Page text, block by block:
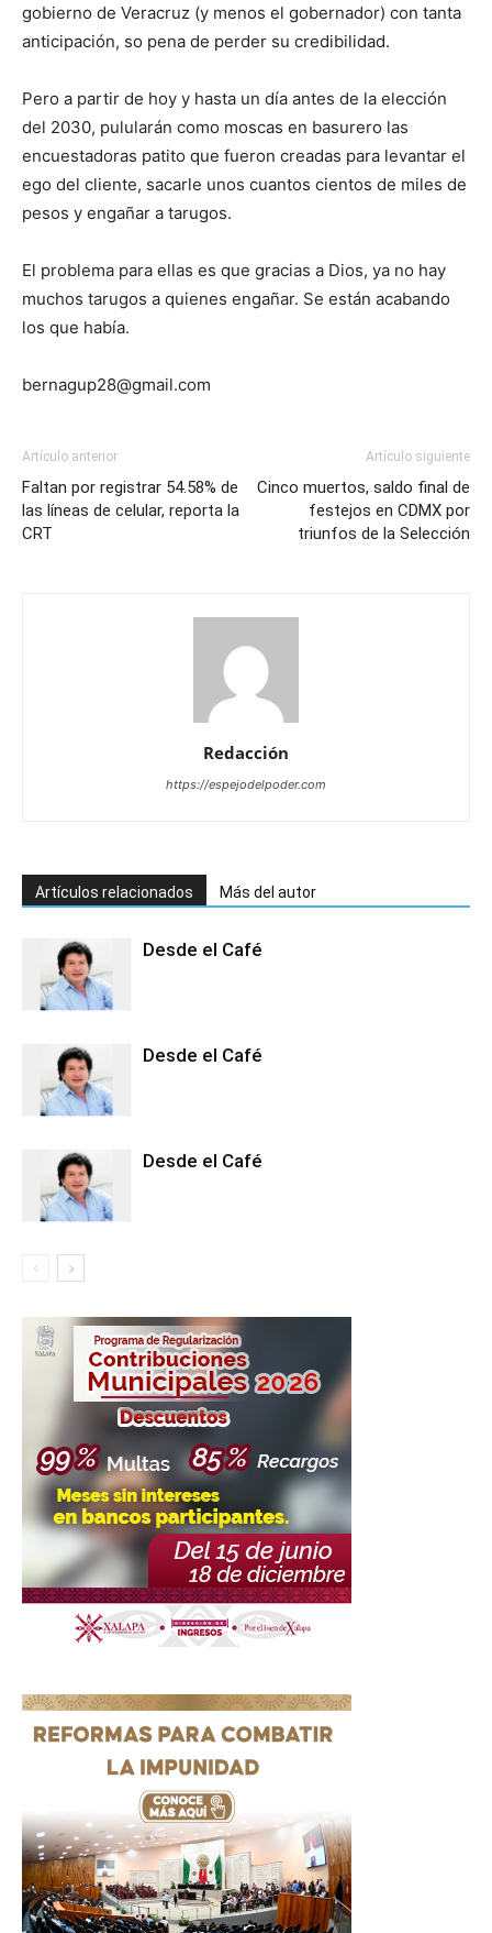
gobierno de Veracruz (y menos el gobernador) con tanta
anticipación, so pena de perder su credibilidad.
Pero a partir de hoy y hasta un día antes de la elección
del 2030, pulularán como moscas en basurero las
encuestadoras patito que fueron creadas para levantar el
ego del cliente, sacarle unos cuantos cientos de miles de
pesos y engañar a tarugos.
El problema para ellas es que gracias a Dios, ya no hay
muchos tarugos a quienes engañar. Se están acabando
los que había.
bernagup28@gmail.com
Artículo anterior
Faltan por registrar 54.58% de
las líneas de celular, reporta la
CRT
Artículo siguiente
Cinco muertos, saldo final de
festejos en CDMX por
triunfos de la Selección
Redacción
https://espejodelpoder.com
Artículos relacionados Más del autor
Desde el Café
Desde el Café
Desde el Café